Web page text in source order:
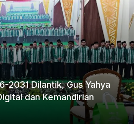
2031 Dilantik, Gus Yahya
dan Kemandirian